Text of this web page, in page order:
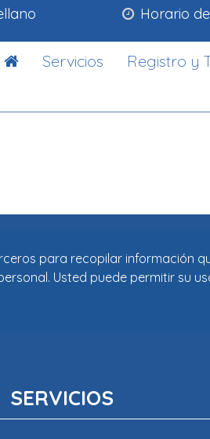
Horario
Servicios Registro y
para recopilar información
Usted puede permitir su
SERVICIOS